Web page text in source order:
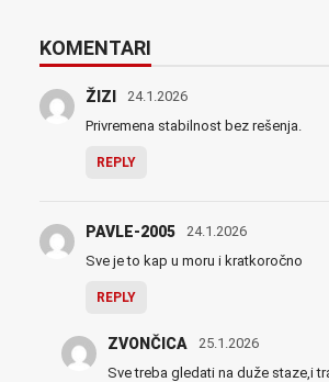
KOMENTARI
ŽIZI 24.1.2026
Privremena stabilnost bez rešenja.
REPLY
PAVLE-2005 24.1.2026
Sve je to kap u moru i kratkoročno
REPLY
ZVONČICA 25.1.2026
Sve treba gledati na duže staze,i